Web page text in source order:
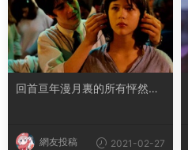
回首亘年漫月裏的所有怦然心
網友投稿 2021-02-27